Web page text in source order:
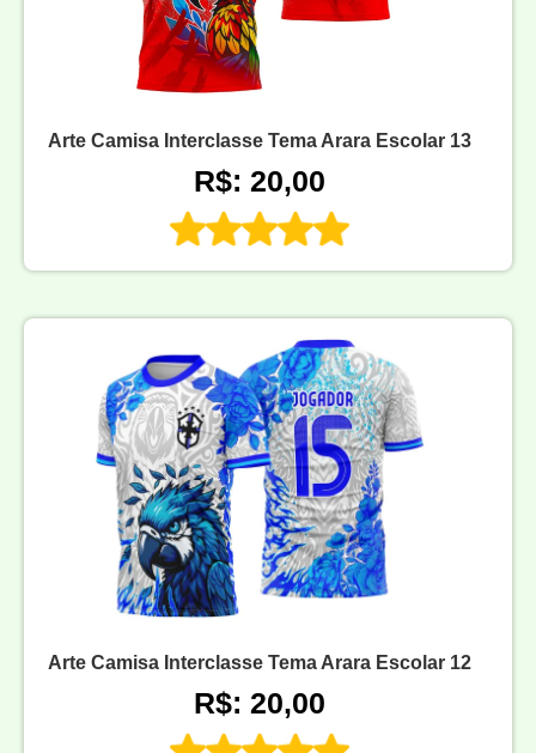
Arte Camisa Interclasse Tema Arara Escolar 13
R$: 20,00
Arte Camisa Interclasse Tema Arara Escolar 12
R$: 20,00